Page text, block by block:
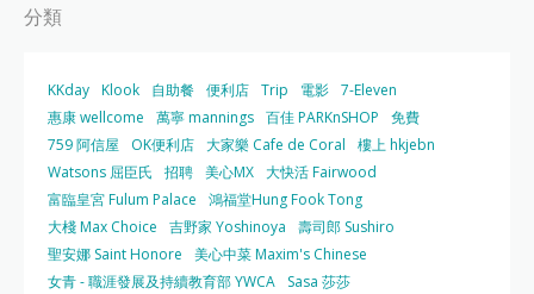
分類
KKday Klook 自助餐 便利店 Trip 電影 7-Eleven
惠康 wellcome
萬寧 mannings 百佳 PARKnSHOP
免費
759 阿信屋
OK便利店 大家樂 Cafe de Coral
樓上 hkjebn
Watsons 屈臣氏
招聘 美心MX 大快活 Fairwood
富臨皇宮 Fulum Palace
鴻福堂Hung Fook Tong
大棧 Max Choice
吉野家 Yoshinoya
壽司郎 Sushiro
聖安娜 Saint Honore
美心中菜 Maxim's Chinese
女青 - 職涯發展及持續教育部 YWCA
Sasa 莎莎